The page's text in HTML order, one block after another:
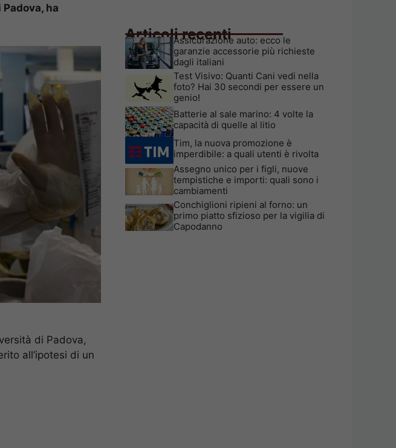
ha
di Padova,
all’ipotesi di un
Articoli recenti
Assicurazione auto: ecco le
garanzie accessorie più richieste
dagli italiani
Test Visivo: Quanti Cani vedi nella
foto? Hai 30 secondi per essere un
genio!
Batterie al sale marino: 4 volte la
capacità di quelle al litio
Tim, la nuova promozione è
imperdibile: a quali utenti è rivolta
Assegno unico per i figli, nuove
tempistiche e importi: quali sono i
cambiamenti
Conchiglioni ripieni al forno: un
primo piatto sfizioso per la vigilia di
Capodanno